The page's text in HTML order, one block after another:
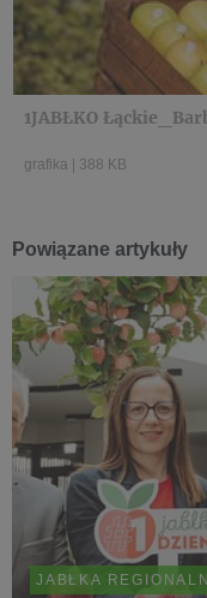
1JABŁKO
grafika | 388 KB
Powiązane artykuły
JABŁKA